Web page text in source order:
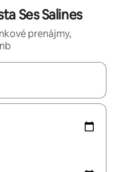
Ses Salines
prenájmy,
si ich prechádzať